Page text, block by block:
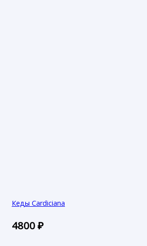
Кеды Cardiciana
4800₽